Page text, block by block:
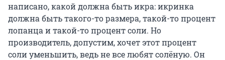
написано, какой должна быть икра: икринка
должна быть такого-то размера, такой-то процент
лопанца и такой-то процент соли. Но
производитель, допустим, хочет этот процент
соли уменьшить, ведь не все любят солёную. Он